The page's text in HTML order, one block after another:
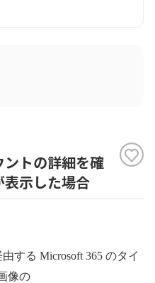
ントの詳細を確
示した場合
する Microsoft 365 のタイ
像の